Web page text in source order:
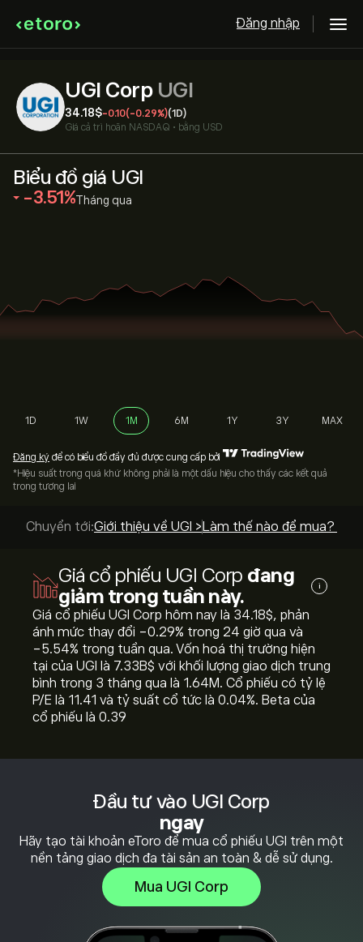
Đăng nhập
UGI Corp UGI
34.18‎$‎-0.10(-0.29%)(1D)
Giá cả trì hoãn NASDAQ • bằng USD
Đầu tư vào UGI Corp
ngay
Hãy tạo tài khoản eToro để mua cổ phiếu UGI trên một
nền tảng giao dịch đa tài sản an toàn & dễ sử dụng.
Mua UGI Corp
Biểu đồ giá UGI
‎-3.51‎ Tháng qua
1D 1W 1M 6M 1Y 3Y MAX
Đăng ký để có biểu đồ đầy đủ được cung cấp bởi
*Hiệu suất trong quá khứ không phải là một dấu hiệu cho thấy các kết quả
trong tương lai
Chuyển tới:Giới thiệu về UGI > Làm thế nào để mua? >
Giá cổ phiếu UGI Corp đang
giảm trong tuần này.
i
Giá cổ phiếu UGI Corp hôm nay là 34.18‎$‎, phản
ánh mức thay đổi ‎-0.29‎% trong 24 giờ qua và
‎-5.54‎% trong tuần qua. Vốn hoá thị trường hiện
tại của UGI là 7.33B‎$‎ với khối lượng giao dịch trung
bình trong 3 tháng qua là 1.64M. Cổ phiếu có tỷ lệ
P/E là 11.41 và tỷ suất cổ tức là 0.04%. Beta của
cổ phiếu là 0.39